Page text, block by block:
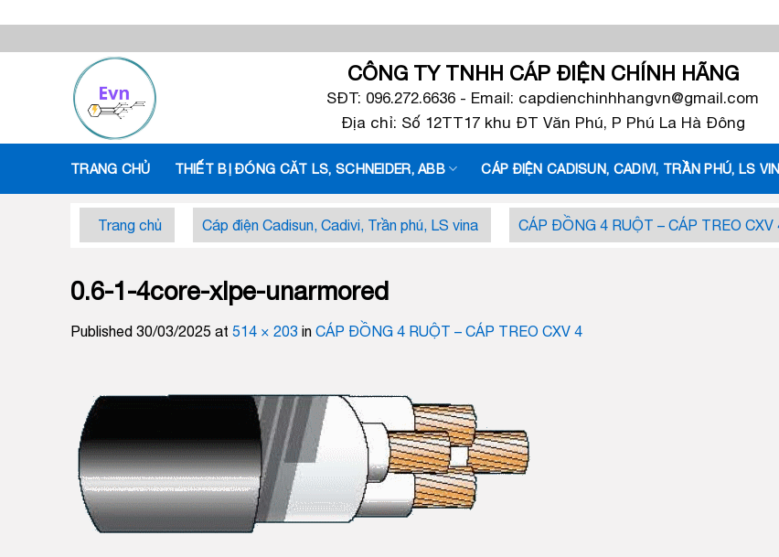
content
CÔNG TY TNHH CÁP ĐIỆN CHÍNH HÃNG
SĐT: 096.272.6636 - Email: capdienchinhhangvn@gmail.com
Địa chỉ: Số 12TT17 khu ĐT Văn Phú, P Phú La Hà Đông
TRANG CHỦ THIẾT BỊ ĐÓNG CĂT LS, SCHNEIDER, ABB CÁP ĐIỆN CADISUN, CADIVI, TRẦN PHÚ, LS
Trang chủ Cáp điện Cadisun, Cadivi, Trần phú, LS vina CÁP ĐỒNG 4 RUỘT – CÁP TREO CXV
0.6-1-4core-xlpe-unarmored
Published 30/03/2025 at 514 × 203 in CÁP ĐỒNG 4 RUỘT – CÁP TREO CXV 4